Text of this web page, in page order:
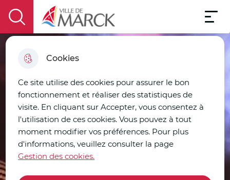
Cookies
Ce site utilise des cookies pour assurer le bon
fonctionnement et réaliser des statistiques de
visite. En cliquant sur Accepter, vous consentez à
l'utilisation de ces cookies. Vous pouvez à tout
moment modifier vos préférences. Pour plus
d'informations, veuillez consulter la page
Gestion des cookies.
menu
recherche
du site
display the search field
Ville de Marck
Menu